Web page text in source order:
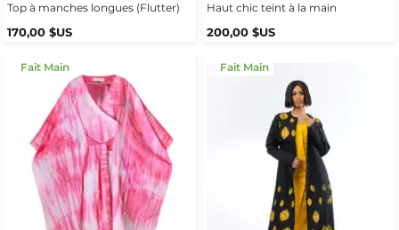
Top à manches longues (Flutter)
170,00 $US
Haut chic teint à la main
200,00 $US
Fait Main Fait Main